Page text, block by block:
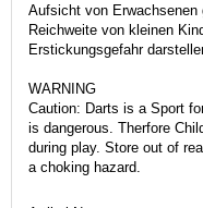
Aufsicht von Erwachsenen
Reichweite von kleinen
Erstickungsgefahr
WARNING
Caution: Darts is a Sport
is dangerous. Therfore
during play. Store out of
a choking hazard.